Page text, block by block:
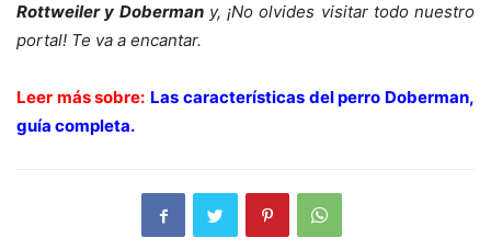
Rottweiler y Dobermany, ¡No olvides visitar todo nuestro
portal! Te va a encantar.
Leer más sobre: Las características del perro Doberman,
guía completa.